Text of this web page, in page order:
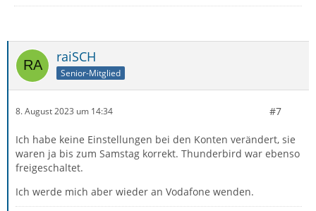
raiSCH
Senior-Mitglied
8. August 2023 um 14:34 #7
Ich habe keine Einstellungen bei den Konten verändert, sie
waren ja bis zum Samstag korrekt. Thunderbird war ebenso
freigeschaltet.
Ich werde mich aber wieder an Vodafone wenden.